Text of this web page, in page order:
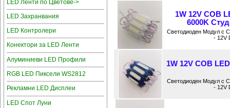
LED Ленти по Цветове->
LED Захранвания
LED Контролери
Конектори за LED Ленти
Алуминиеви LED Профили
RGB LED Пиксели WS2812
Рекламни LED Дисплеи
LED Спот Луни
1W 12V COB
6000K
Светодиоден Модул с
- 12V
1W 12V COB
Светодиоден Модул с
- 12V